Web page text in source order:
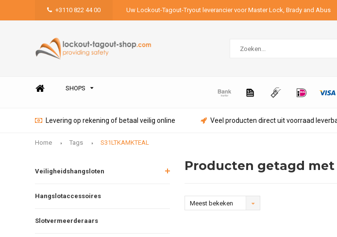
+3110 822 44 00 Uw Lockout-Tagout-Tryout leverancier voor Master Lock, Brady and Abus
SHOPS
Levering op rekening of betaal veilig online Veel producten direct uit voorraad
Home Tags S31LTKAMKTEAL
Veiligheidshangsloten
Hangslotaccessoires
Slotvermeerderaars
Producten getagd met
Meest bekeken